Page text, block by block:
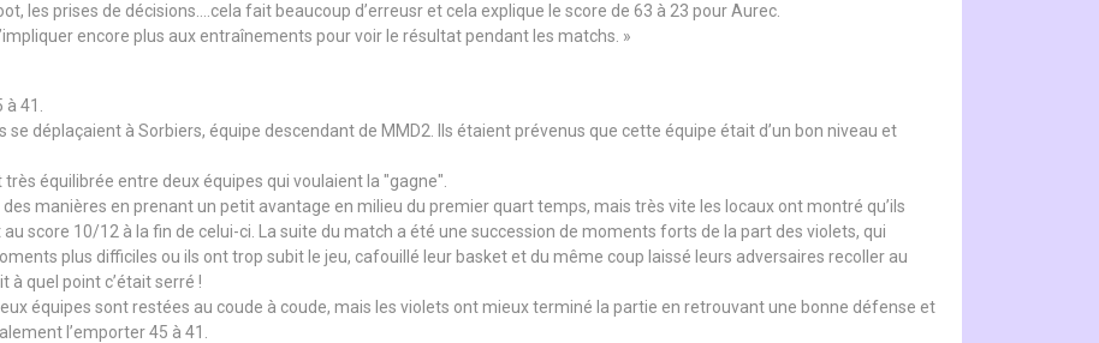
les prises de décisions….cela fait beaucoup d’erreusr et cela explique le score de 63 à 23 pour Aurec.
encore plus aux entraînements pour voir le résultat pendant les matchs. »
41.
déplaçaient à Sorbiers, équipe descendant de MMD2. Ils étaient prévenus que cette équipe était d’un bon niveau et
équilibrée entre deux équipes qui voulaient la "gagne".
manières en prenant un petit avantage en milieu du premier quart temps, mais très vite les locaux ont montré qu’ils
score 10/12 à la fin de celui-ci. La suite du match a été une succession de moments forts de la part des violets, qui
plus difficiles ou ils ont trop subit le jeu, cafouillé leur basket et du même coup laissé leurs adversaires recoller au
quel point c’était serré !
équipes sont restées au coude à coude, mais les violets ont mieux terminé la partie en retrouvant une bonne défense et
l’emporter 45 à 41.